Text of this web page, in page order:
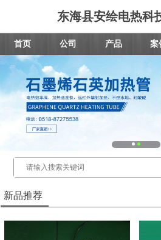
东海县安绘电热科
首页 公司 产品 案
新品推荐